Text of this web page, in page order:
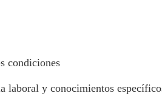
condiciones
laboral y conocimientos